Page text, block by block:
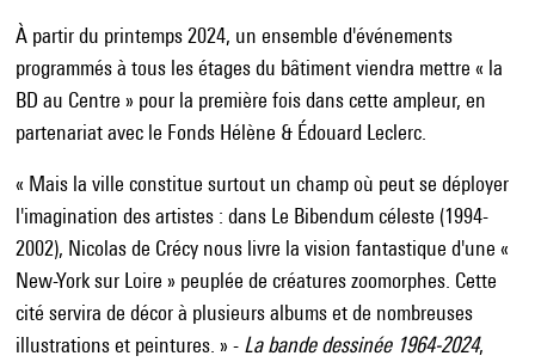
À partir du printemps 2024, un ensemble d'événements
programmés à tous les étages du bâtiment viendra mettre « la
BD au Centre » pour la première fois dans cette ampleur, en
partenariat avec le Fonds Hélène & Édouard Leclerc.
« Mais la ville constitue surtout un champ où peut se déployer
l'imagination des artistes : dans Le Bibendum céleste (1994-
2002), Nicolas de Crécy nous livre la vision fantastique d'une «
New-York sur Loire » peuplée de créatures zoomorphes. Cette
cité servira de décor à plusieurs albums et de nombreuses
illustrations et peintures. » - La bande dessinée 1964-2024,